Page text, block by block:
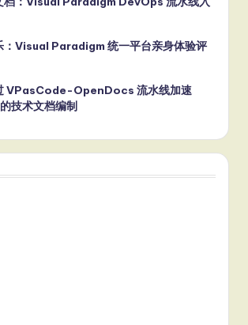
：Visual Paradigm 统一平台亲身体验评
VPasCode-OpenDocs 流水线加速
技术文档编制